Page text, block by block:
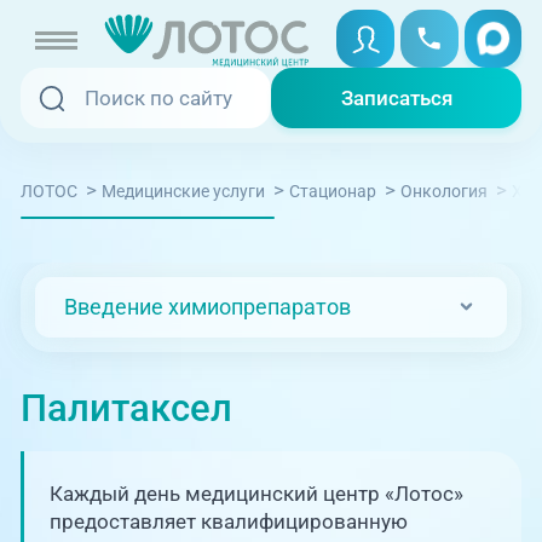
Записаться
Записаться
Услуги и цены
Отзывы
Адреса клиник
Записаться онлайн
Вызвать скорую
Медицина на дому
Телемедицина
+7 (351) 220-00-03
ЛОТОС > Медицинские услуги > Стационар > Онкология >
Введение химиопрепаратов
Палитаксел
Каждый день медицинский центр «Лотос»
предоставляет квалифицированную